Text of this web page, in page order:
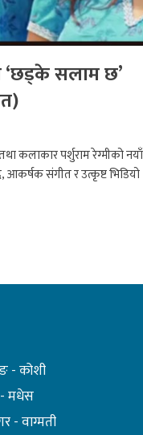
‘छड्के सलाम छ’
कलाकार पर्शुराम रेग्मीको नयाँ
संगीत र उत्कृष्ट भिडियो
- कोशी
मधेस
- वाग्मती